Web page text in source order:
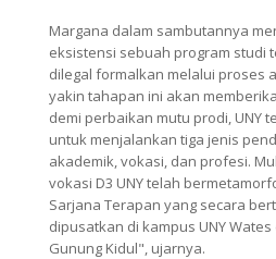
Margana dalam sambutannya
eksistensi sebuah program studi
dilegal formalkan melalui proses
yakin tahapan ini akan
demi perbaikan mutu prodi, UNY
untuk menjalankan tiga jenis
akademik, vokasi, dan profesi.
vokasi D3 UNY telah
Sarjana Terapan yang secara
dipusatkan di kampus UNY Wates
Gunung Kidul", ujarnya.